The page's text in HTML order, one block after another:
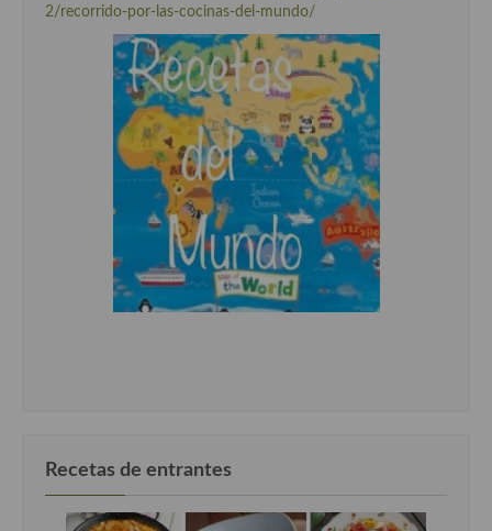
2/recorrido-por-las-cocinas-del-mundo/
Recetas de entrantes